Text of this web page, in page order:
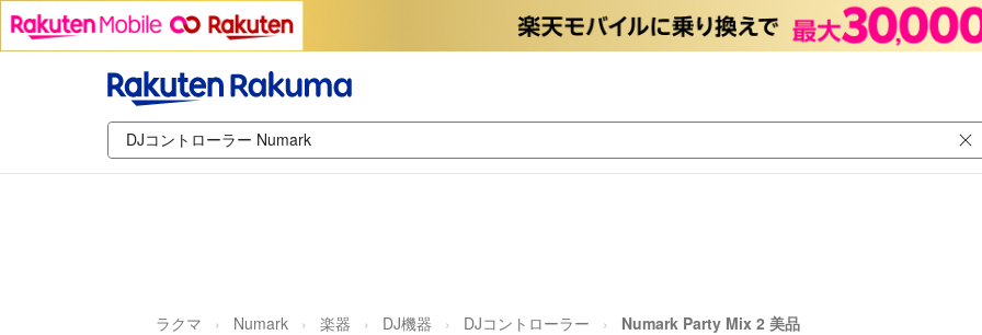
ラクマ Numark 楽器 DJ機器 DJコントローラー Numark Party Mix 2 美品